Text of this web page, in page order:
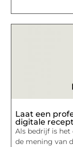
Laat een
digitale
Als bedrijf is
de mening van